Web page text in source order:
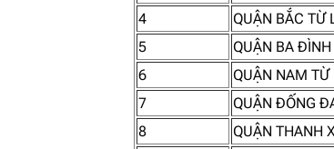
4
QUẬN BẮC TỪ
5
QUẬN BA
6
QUẬN NAM TỪ
7
QUẬN ĐỐNG
8
QUẬN THANH